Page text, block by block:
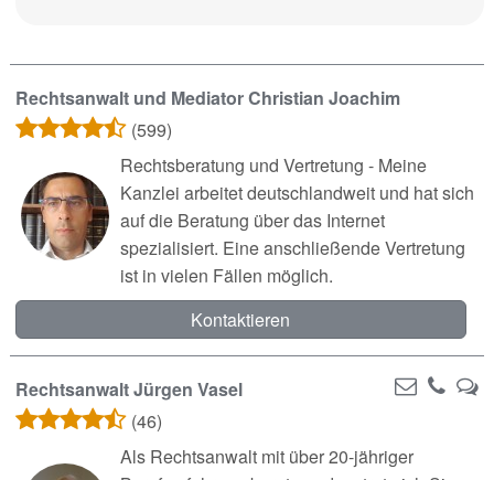
Rechtsanwalt und Mediator Christian Joachim
(599)
Rechtsberatung und Vertretung - Meine
Kanzlei arbeitet deutschlandweit und hat sich
auf die Beratung über das Internet
spezialisiert. Eine anschließende Vertretung
ist in vielen Fällen möglich.
Kontaktieren
Rechtsanwalt Jürgen Vasel
(46)
Als Rechtsanwalt mit über 20-jähriger